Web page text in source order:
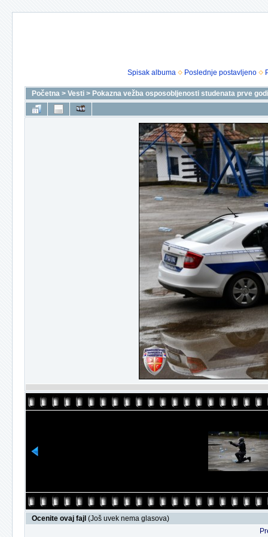
Spisak albuma Poslednje postavljeno
Početna > Vesti > Pokazna vežba osposobljenosti studenata prve
Ocenite ovaj fajl (Još uvek nema glasova)